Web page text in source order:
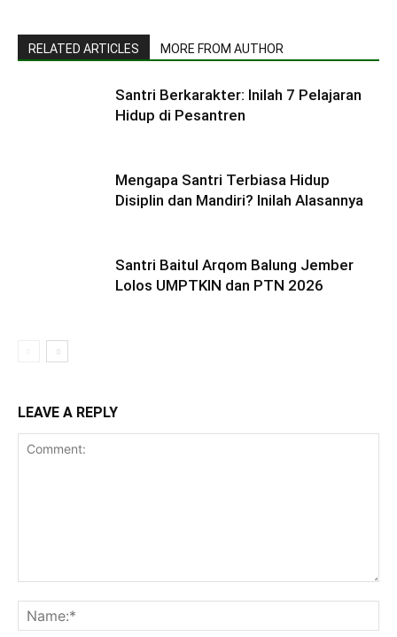
RELATED ARTICLES MORE FROM AUTHOR
Santri Berkarakter: Inilah 7 Pelajaran
Hidup di Pesantren
Mengapa Santri Terbiasa Hidup
Disiplin dan Mandiri? Inilah Alasannya
Santri Baitul Arqom Balung Jember
Lolos UMPTKIN dan PTN 2026
LEAVE A REPLY